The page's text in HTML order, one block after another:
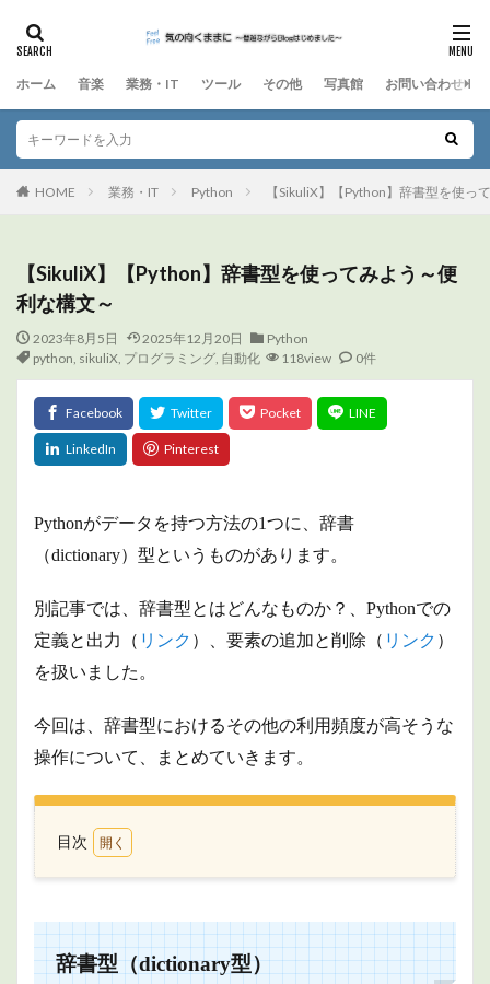
ホーム 音楽 業務・IT ツール その他 写真館 お問い合わせ
HOME 業務・IT Python 【SikuliX】【Python】辞書型を使っ
【SikuliX】【Python】辞書型を使ってみよう～便
利な構文～
2023年8月5日 2025年12月20日
Python
python, sikuliX, プログラミング, 自動化 118view 0件
Pythonがデータを持つ方法の1つに、辞書
（dictionary）型というものがあります。
別記事では、辞書型とはどんなものか？、Pythonでの
定義と出力（ リンク ）、要素の追加と削除（ リンク ）
を扱いました。
今回は、辞書型におけるその他の利用頻度が高そうな
操作について、まとめていきます。
目次
1.1
要素
辞書型（dictionary型）